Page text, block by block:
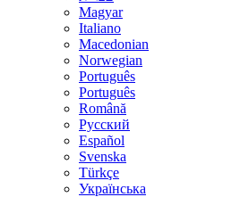
Magyar
Italiano
Macedonian
Norwegian
Português
Português
Română
Русский
Español
Svenska
Türkçe
Українська